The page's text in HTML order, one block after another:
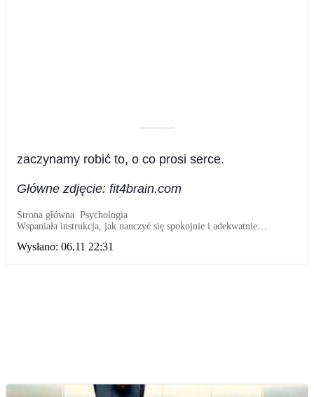
––––––––––
zaczynamy robić to, o co prosi serce.
Główne zdjęcie: fit4brain.com
Strona główna Psychologia
Wspaniała instrukcja, jak nauczyć się spokojnie i adekwatnie
Wysłano: 06.11 22:31